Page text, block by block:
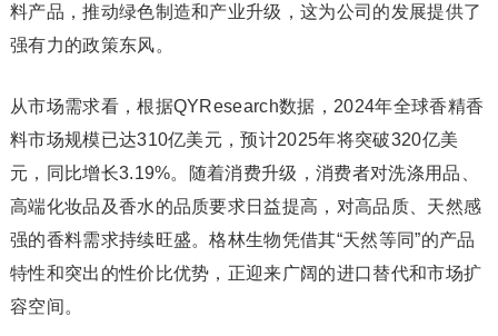
料产品，推动绿色制造和产业升级，这为公司的发展提供了
强有力的政策东风。
从市场需求看，根据QYResearch数据，2024年全球香精香
料市场规模已达310亿美元，预计2025年将突破320亿美
元，同比增长3.19%。随着消费升级，消费者对洗涤用品、
高端化妆品及香水的品质要求日益提高，对高品质、天然感
强的香料需求持续旺盛。格林生物凭借其“天然等同”的产品
特性和突出的性价比优势，正迎来广阔的进口替代和市场扩
容空间。